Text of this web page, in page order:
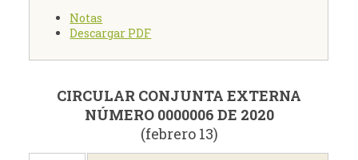
Notas
Descargar PDF
CIRCULAR CONJUNTA EXTERNA
NÚMERO 0000006 DE 2020
(febrero 13)